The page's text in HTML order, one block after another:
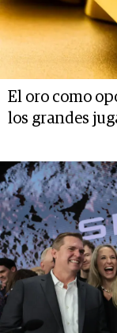
El oro como
los grandes